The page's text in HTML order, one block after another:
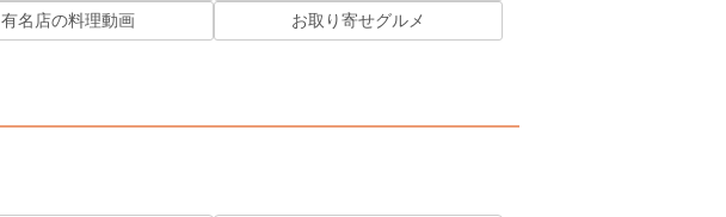
有名店の料理動画 お取り寄せグルメ